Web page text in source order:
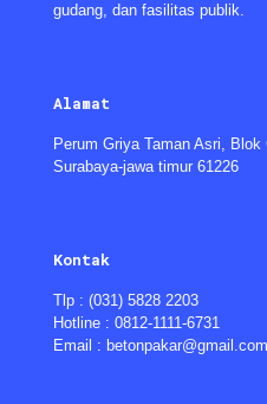
gudang, dan fasilitas publik.
Alamat
Perum Griya Taman Asri,
Surabaya-jawa timur 61226
Kontak
Tlp : (031) 5828 2203
Hotline : 0812-1111-6731
Email : betonpakar@gmail.com